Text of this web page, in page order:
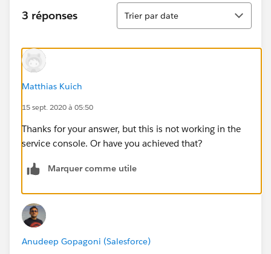
3 réponses
Tri
Trier par date
Matthias Kuich
15 sept. 2020 à 05:50
Thanks for your answer, but this is not working in the
service console. Or have you achieved that?
Marquer comme utile
Anudeep Gopagoni (Salesforce)